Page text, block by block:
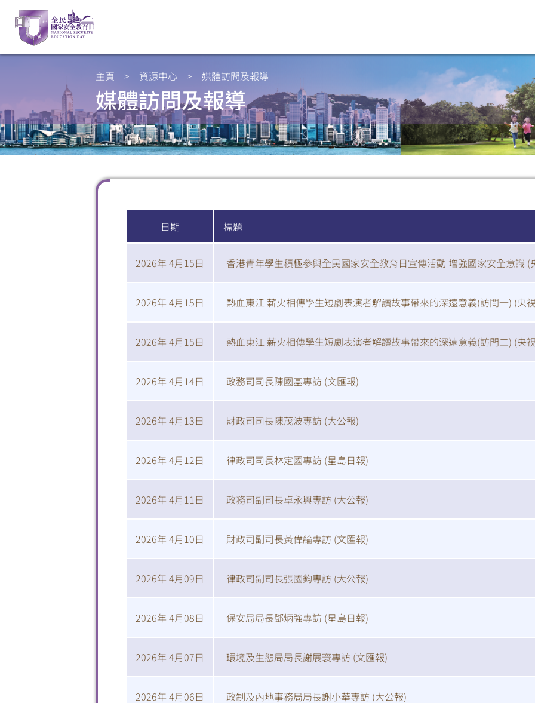
主頁 > 資源中心 > 媒體訪問及報導
媒體訪問及報導
日期 標題
2026年 4月15日 香港青年學生積極參與全民國家安全教育日宣傳活動 增強國家安全意識 (
2026年 4月15日 熱血東江 薪火相傳學生短劇表演者解讀故事帶來的深遠意義(訪問一) (央
2026年 4月15日 熱血東江 薪火相傳學生短劇表演者解讀故事帶來的深遠意義(訪問二) (央
2026年 4月14日 政務司司長陳國基專訪 (文匯報)
2026年 4月13日 財政司司長陳茂波專訪 (大公報)
2026年 4月12日 律政司司長林定國專訪 (星島日報)
2026年 4月11日 政務司副司長卓永興專訪 (大公報)
2026年 4月10日 財政司副司長黃偉綸專訪 (文匯報)
2026年 4月09日 律政司副司長張國鈞專訪 (大公報)
2026年 4月08日 保安局局長鄧炳強專訪 (星島日報)
2026年 4月07日 環境及生態局局長謝展寰專訪 (文匯報)
2026年 4月06日 政制及內地事務局局長謝小華專訪 (大公報)